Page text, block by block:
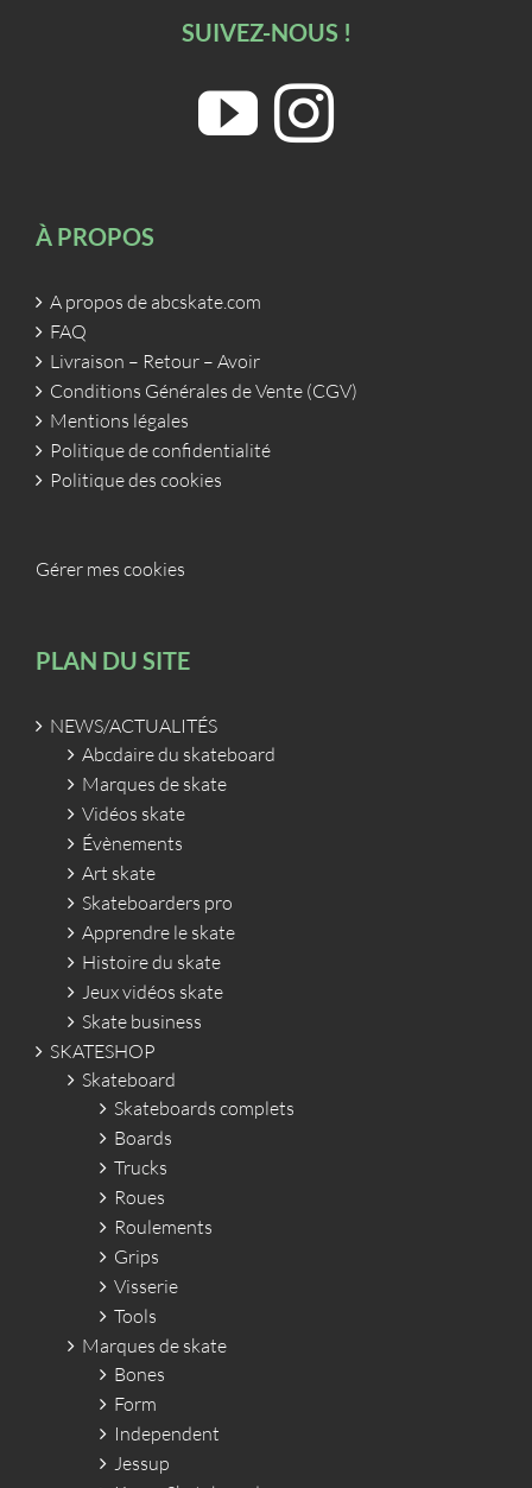
SUIVEZ-NOUS !
À PROPOS
A propos de abcskate.com
FAQ
Livraison – Retour – Avoir
Conditions Générales de Vente (CGV)
Mentions légales
Politique de confidentialité
Politique des cookies
Gérer mes cookies
PLAN DU SITE
NEWS/ACTUALITÉS
Abcdaire du skateboard
Marques de skate
Vidéos skate
Évènements
Art skate
Skateboarders pro
Apprendre le skate
Histoire du skate
Jeux vidéos skate
Skate business
SKATESHOP
Skateboard
Skateboards complets
Boards
Trucks
Roues
Roulements
Grips
Visserie
Tools
Marques de skate
Bones
Form
Independent
Jessup